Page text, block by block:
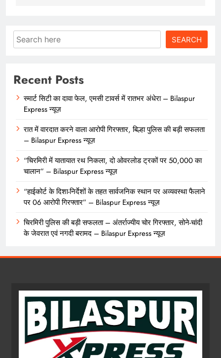
Search SEARCH
Recent Posts
स्मार्ट सिटी का दावा फेल, एमसी टावर्स में रातभर अंधेरा – Bilaspur
Express न्यूज़
रात में वारदात करने वाला आरोपी गिरफ्तार, बिल्हा पुलिस की बड़ी सफलता
– Bilaspur Express न्यूज़
“चिरमिरी में यातायात रथ निकला, दो ओवरलोड ट्रकों पर 50,000 का
चालान” – Bilaspur Express न्यूज़
“हाईकोर्ट के दिशा-निर्देशों के तहत सार्वजनिक स्थान पर अव्यवस्था फैलाने
पर 06 आरोपी गिरफ्तार” – Bilaspur Express न्यूज़
चिरमिरी पुलिस की बड़ी सफलता – अंतर्राज्यीय चोर गिरफ्तार, सोने-चांदी
के जेवरात एवं नगदी बरामद – Bilaspur Express न्यूज़